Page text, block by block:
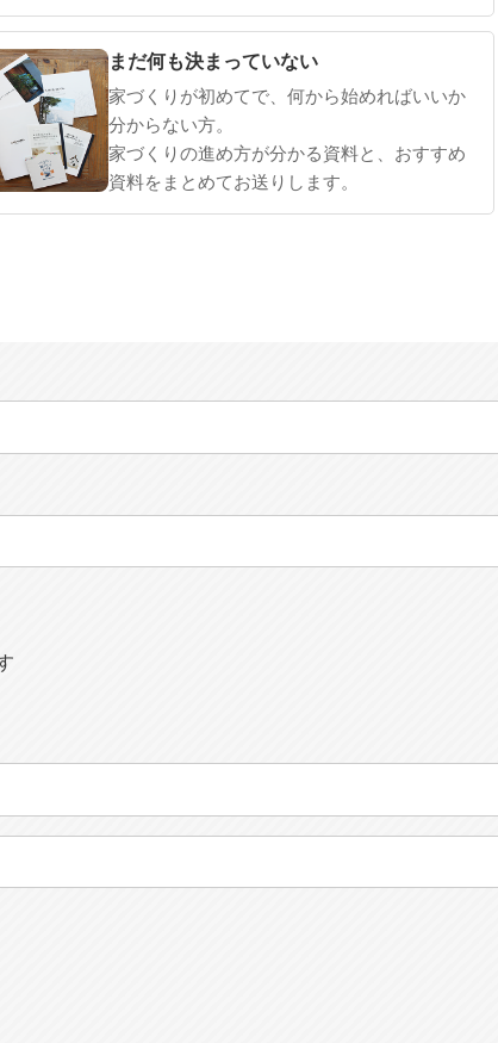
まだ何も決まっていない
家づくりが初めてで、何から始めればいいか
分からない方。
家づくりの進め方が分かる資料と、おすすめ
資料をまとめてお送りします。